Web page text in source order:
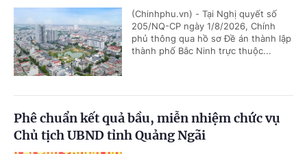
(Chinhphu.vn) - Tại Nghị quyết số
205/NQ-CP ngày 1/8/2026, Chính
phủ thông qua hồ sơ Đề án thành lập
thành phố Bắc Ninh trực thuộc...
Phê chuẩn kết quả bầu, miễn nhiệm chức vụ
Chủ tịch UBND tỉnh Quảng Ngãi